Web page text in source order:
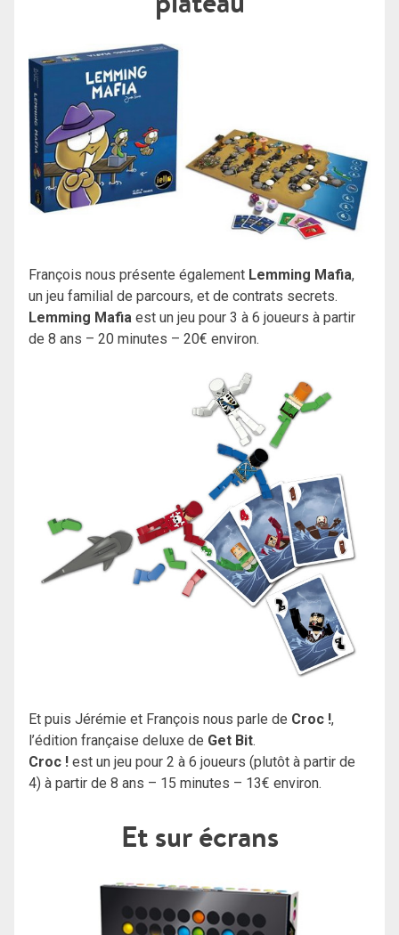
François nous présente également Lemming Mafia,
un jeu familial de parcours, et de contrats secrets.
Lemming Mafia est un jeu pour 3 à 6 joueurs à partir
de 8 ans – 20 minutes – 20€ environ.
Et puis Jérémie et François nous parle de Croc !,
l’édition française deluxe de Get Bit.
Croc ! est un jeu pour 2 à 6 joueurs (plutôt à partir de
4) à partir de 8 ans – 15 minutes – 13€ environ.
Et sur écrans